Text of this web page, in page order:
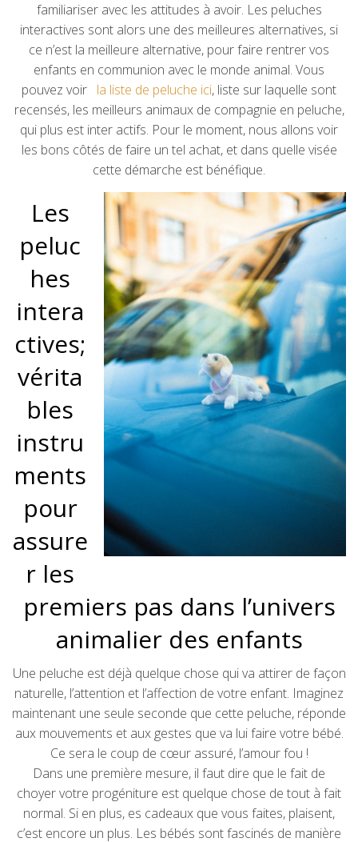
familiariser avec les attitudes à avoir. Les peluches
interactives sont alors une des meilleures alternatives, si
ce n’est la meilleure alternative, pour faire rentrer vos
enfants en communion avec le monde animal. Vous
pouvez voir la liste de peluche ici, liste sur laquelle sont
recensés, les meilleurs animaux de compagnie en peluche,
qui plus est inter actifs. Pour le moment, nous allons voir
les bons côtés de faire un tel achat, et dans quelle visée
cette démarche est bénéfique.
Les
peluc
hes
intera
ctives;
vérita
bles
instru
ments
pour
assure
r les
premiers pas dans l’univers
animalier des enfants
Une peluche est déjà quelque chose qui va attirer de façon
naturelle, l’attention et l’affection de votre enfant. Imaginez
maintenant une seule seconde que cette peluche, réponde
aux mouvements et aux gestes que va lui faire votre bébé.
Ce sera le coup de cœur assuré, l’amour fou !
Dans une première mesure, il faut dire que le fait de
choyer votre progéniture est quelque chose de tout à fait
normal. Si en plus, es cadeaux que vous faites, plaisent,
c’est encore un plus. Les bébés sont fascinés de manière